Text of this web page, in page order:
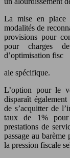
La mise en place
modalités de
provisions pour
pour charges
d’optimisation fisc
ale spécifique.
L’option pour le
disparaît
de s’acquitter de
taux de 1% pour
prestations de
passage au
la pression fiscale